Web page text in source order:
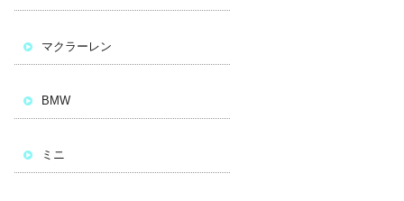
マクラーレン
BMW
ミニ